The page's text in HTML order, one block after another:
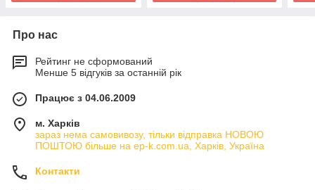
Про нас
Рейтинг не сформований
Менше 5 відгуків за останній рік
Працює з 04.06.2009
м. Харків
зараз нема самовивозу, тільки відправка НОВОЮ
ПОШТОЮ більше на ep-k.com.ua, Харків, Україна
Контакти